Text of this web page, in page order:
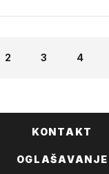
2 3 4
KONTAKT
OGLAŠAVANJE